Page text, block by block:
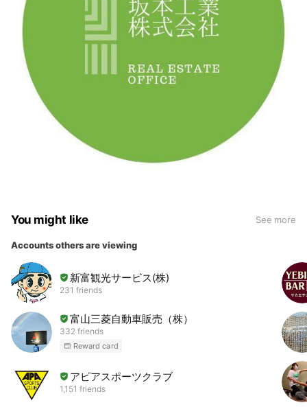
You might like See more
Accounts others are viewing
新富観光サービス(株)
231 friends
富山三菱自動車販売（株）
332 friends
Reward card
アピアスポーツクラブ
1,151 friends